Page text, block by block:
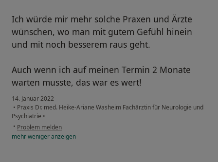
Ich würde mir mehr solche Praxen und Ärzte
wünschen, wo man mit gutem Gefühl hinein
und mit noch besserem raus geht.
Auch wenn ich auf meinen Termin 2 Monate
warten musste, das war es wert!
14. Januar 2022
• Praxis Dr. med. Heike-Ariane Washeim Fachärztin für Neurologie und
Psychiatrie •
• Problem melden
mehrwenigeranzeigen